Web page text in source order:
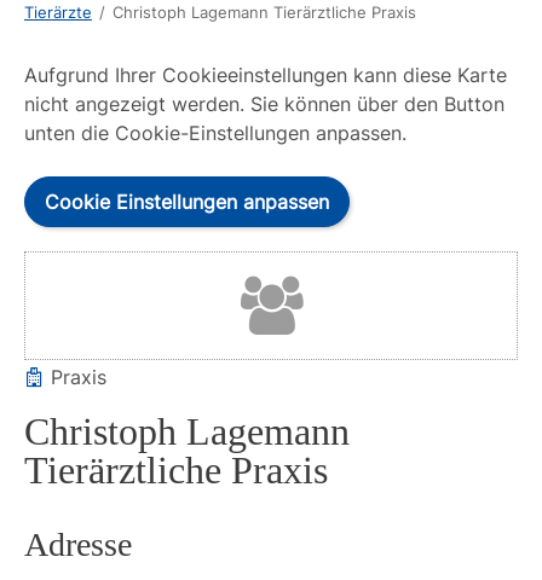
Tierärzte / Christoph Lagemann Tierärztliche Praxis
Aufgrund Ihrer Cookieeinstellungen kann diese Karte
nicht angezeigt werden. Sie können über den Button
unten die Cookie-Einstellungen anpassen.
Cookie Einstellungen anpassen
Praxis
Christoph Lagemann
Tierärztliche Praxis
Adresse